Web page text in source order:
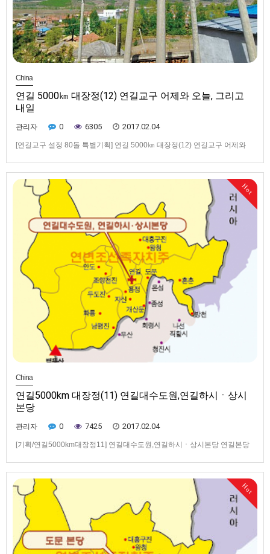
China
연길 5000㎞ 대장정(12) 연길교구 어제와 오늘, 그리고
내일
관리자 0 6305 2017.02.04
[연길교구 설정 80돌 특별기획] 연길 5000㎞ 대장정(12) 연길교구 어제와
병합 내전과 문화혁명에도 살아남은 간도교회 이제 새 복음화의 길로▲ '간
도의 로마'로 불리는 팔도구공소에서 종소리가 울려 퍼진다.…
Hot
China
연길5000km 대장정(11) 연길대수도원,연길하시ㆍ상시
본당
관리자 0 7425 2017.02.04
[기획/연길5000km대장정11] 연길대수도원,연길하시ㆍ상시본당 연길본당
들어서 국자가(局子街, 쥐쯔지에)에 들어섰다. 현 연길(延吉, 옌지)시 중심가
이자 옛 이름인 국자가는 높게 솟아오른 빌딩 숲…
Hot